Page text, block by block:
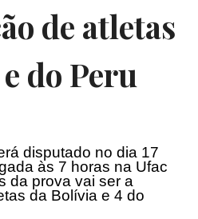
de atletas
do Peru
disputado no dia 17
às 7 horas na Ufac
da prova vai ser a
da Bolívia e 4 do